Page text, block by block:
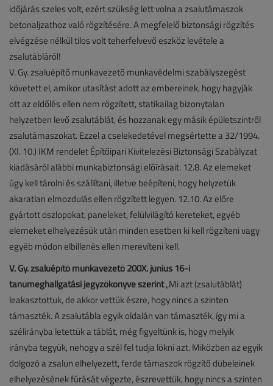
időjárás szeles volt, ezért szükség lett volna a zsalutámaszok
betonaljzathoz való rögzítésére. A megfelelő biztonsági rögzítés
elvégzése nélkül tilos volt teherfelvevő eszköz levétele a
zsalutábláról!
V. Gy. zsaluépítő munkavezető munkavédelmi szabályszegést
követett el, amikor utasítást adott az embereinek, hogy hagyják
ott az eldőlés ellen nem rögzített, statikailag bizonytalan
helyzetben levő zsalutáblát, és hozzanak egy másik épületszintről
zsalutámaszokat. Ezzel a cselekedetével megsértette a 32/1994.
(XI. 10.) IKM rendelet Építőipari Kivitelezési Biztonsági Szabályzat
kiadásáról alábbi munkabiztonsági előírásait. 12.8. Az elemeket
úgy kell tárolni és szállítani, illetve beépíteni, hogy helyzetük
akaratlan elmozdulás ellen rögzített legyen. 12.10. Az előre
gyártott oszlopokat, paneleket, felülvilágító kereteket, egyéb
elemeket elhelyezésük után minden esetben ki kell rögzíteni vagy
egyéb módon elbillenés ellen merevíteni kell.
V. Gy. zsaluépítő munkavezető 200X. június 16-i
tanúmeghallgatási jegyzőkönyve szerint„Mi azt (zsalutáblát)
leakasztottuk, de akkor vettük észre, hogy nincs a szinten
támaszték. A zsalutábla egyik oldalán van támaszték, így mi a
szélirányba letettük a táblát, még figyeltünk is, hogy melyik
irányba tegyük, nehogy a szél fel tudja lökni azt. Miközben az egyik
dolgozó a zsalun elhelyezett, ferde támaszok rögzítő dübeleinek
elhelyezésének fúrását végezte, észrevettük, hogy nincs a szinten